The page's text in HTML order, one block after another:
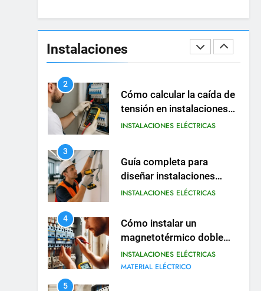
Instalaciones
1
Guía práctica para diseñar
instalaciones eléctricas en
oficinas
2
Cómo calcular la caída de
tensión en instalaciones
eléctricas residenciales
INSTALACIONES ELÉCTRICAS
3
Guía completa para
diseñar instalaciones
eléctricas en oficinas
INSTALACIONES ELÉCTRICAS
4
Cómo instalar un
magnetotérmico doble
para circuitos
monofásicos
INSTALACIONES ELÉCTRICAS
MATERIAL ELÉCTRICO
5